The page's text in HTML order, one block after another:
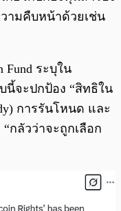
ามคืบหน้าด้วยเช่น
Fund ระบุใน
จะปกป้อง “สิทธิใน
การรันโหนด และ
กลัวว่าจะถูกเลือก